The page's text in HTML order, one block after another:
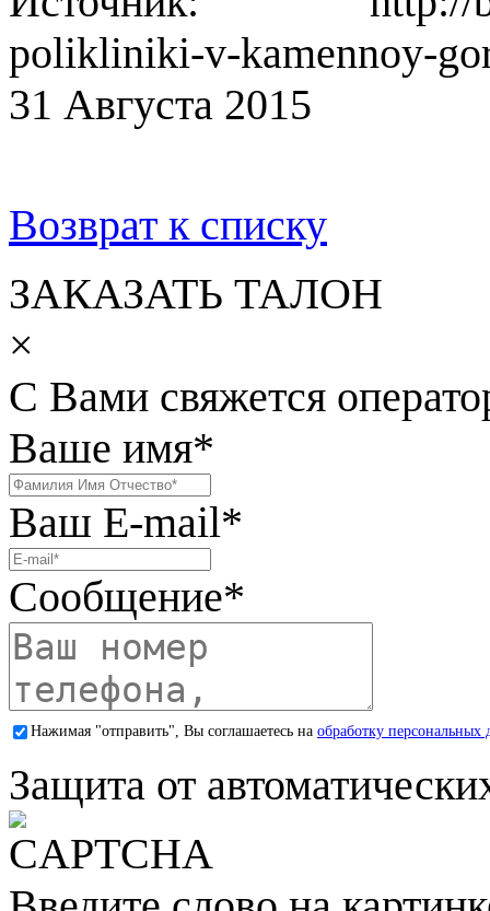
polikliniki-v-kamennoy-
31 Августа 2015
Возврат к списку
ЗАКАЗАТЬ ТАЛОН
×
С Вами свяжется
Ваше имя*
Ваш E-mail*
Сообщение*
Нажимая "отправить", Вы соглашаетесь на обработку персональных
Защита от